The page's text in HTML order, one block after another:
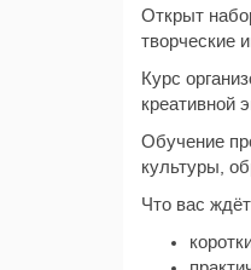
Открыт
творческие
Курс
креативной
Обучение
культуры,
Что вас